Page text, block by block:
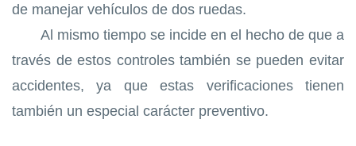
de manejar vehículos de dos ruedas.
Al mismo tiempo se incide en el hecho de que a
través de estos controles también se pueden evitar
accidentes, ya que estas verificaciones tienen
también un especial carácter preventivo.